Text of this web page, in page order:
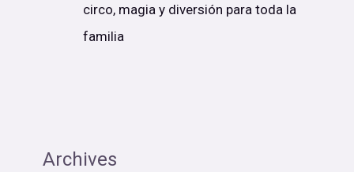
circo, magia y diversión para toda la
familia
Archives